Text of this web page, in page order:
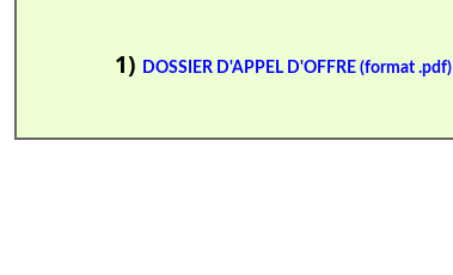
1) DOSSIER D'APPEL D'OFFRE (format .pdf)